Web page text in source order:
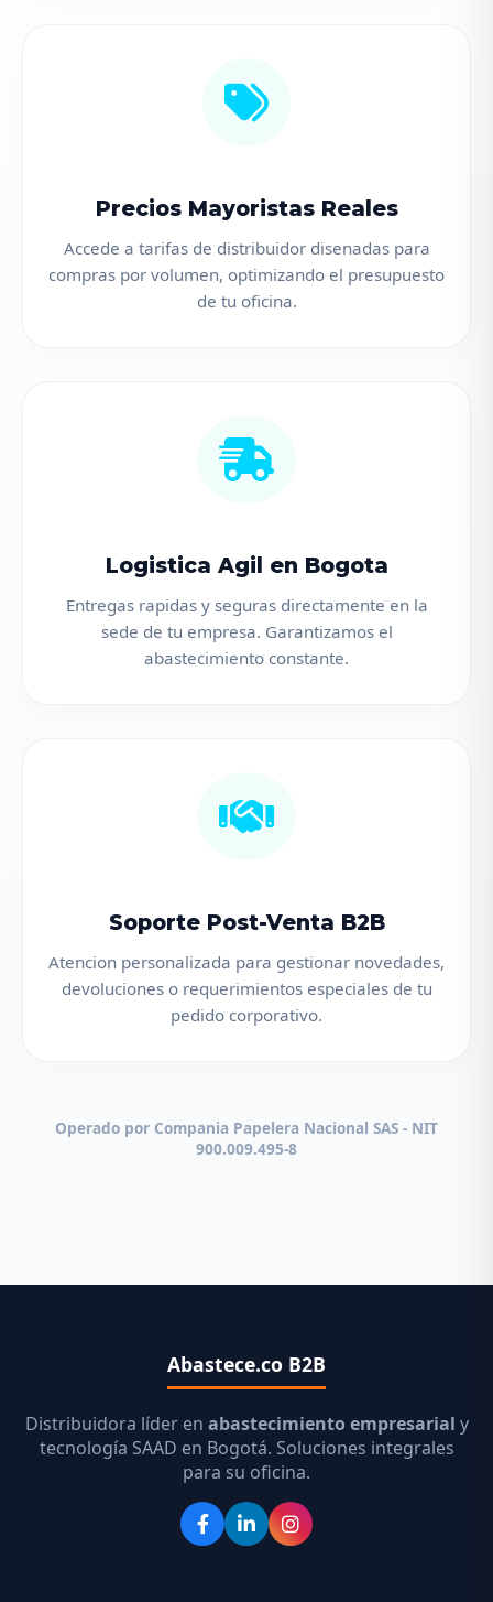
Precios Mayoristas Reales
Accede a tarifas de distribuidor disenadas para
compras por volumen, optimizando el presupuesto
de tu oficina.
Logistica Agil en Bogota
Entregas rapidas y seguras directamente en la
sede de tu empresa. Garantizamos el
abastecimiento constante.
Soporte Post-Venta B2B
Atencion personalizada para gestionar novedades,
devoluciones o requerimientos especiales de tu
pedido corporativo.
Operado por Compania Papelera Nacional SAS - NIT
900.009.495-8
Abastece.co B2B
Distribuidora líder en abastecimiento empresarial y
tecnología SAAD en Bogotá. Soluciones integrales
para su oficina.